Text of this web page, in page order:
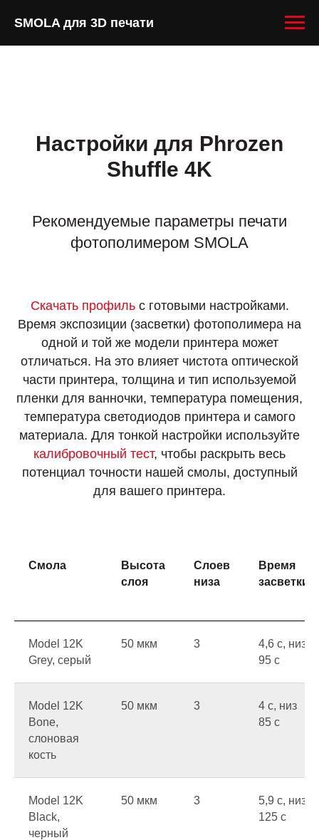
SMOLA для 3D печати
Настройки для Phrozen
Shuffle 4K
Рекомендуемые параметры печати
фотополимером SMOLA
Скачать профильс готовыми настройками.
Время экспозиции (засветки) фотополимера на
одной и той же модели принтера может
отличаться. На это влияет чистота оптической
части принтера, толщина и тип используемой
пленки для ванночки, температура помещения,
температура светодиодов принтера и самого
материала. Для тонкой настройки используйте
калибровочный тест, чтобы раскрыть весь
потенциал точности нашей смолы, доступный
для вашего принтера.
Смола
Высота
слоя
Слоев
низа
Время
засветки
Model 12K
Grey, серый
50 мкм 3
4,6 c, низ
95 c
Model 12K
Bone,
слоновая
кость
50 мкм 3
4 c, низ
85 c
Model 12K
Black,
черный
50 мкм 3
5,9 c, низ
125 c